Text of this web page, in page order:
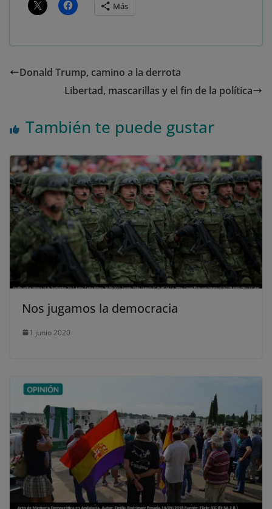
Más
Donald Trump, camino a la derrota
Libertad, mascarillas y el fin de la política
También te puede gustar
Nos jugamos la democracia
1 junio 2020